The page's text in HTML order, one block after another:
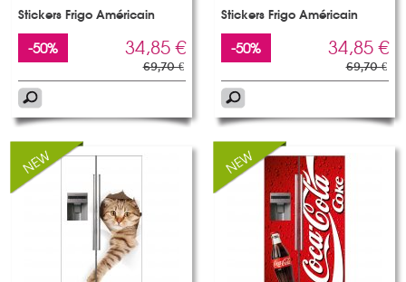
Stickers Frigo Américain
-50% 34,85 €
69,70 €
Stickers Frigo Américain
-50% 34,85 €
69,70 €